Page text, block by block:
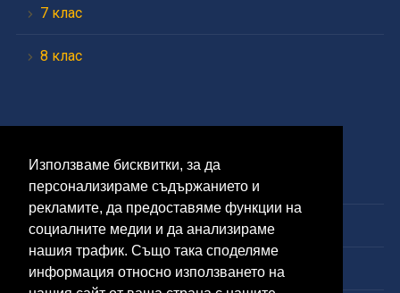
Използваме бисквитки, за да
персонализираме съдържанието и
рекламите, да предоставяме функции на
социалните медии и да анализираме
нашия трафик. Също така споделяме
информация относно използването на
7 клас
8 клас
9 клас
10 клас
11 клас